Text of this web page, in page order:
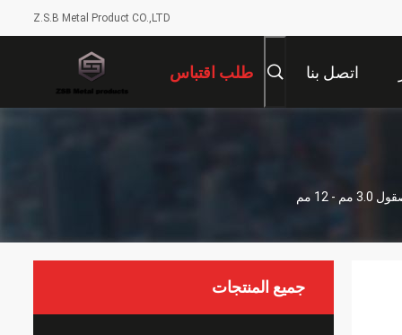
Z.S.B Metal Product CO.,LTD
اتصل بنا طلب اقتباس
جميع المنتجات